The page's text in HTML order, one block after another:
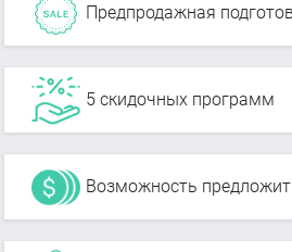
Предпродажная
5 скидочных программ
Возможность